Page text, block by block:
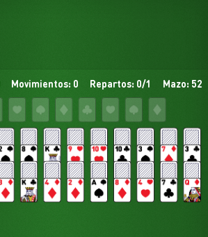
Movimientos: 0 Repartos: 0/1 Mazo: 52